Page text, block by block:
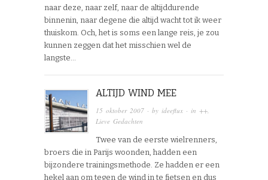
naar deze, naar zelf, naar de altijddurende
binnenin, naar degene die altijd wacht tot ik weer
thuiskom. Och, het is soms een lange reis, je zou
kunnen zeggen dat het misschien wel de
langste…
ALTIJD WIND MEE
15 oktober 2007 · by ideeflux · in++
Lieve Gedachten
Twee van de eerste wielrenners,
broers die in Parijs woonden, hadden een
bijzondere trainingsmethode. Ze hadden er een
hekel aan om tegen de wind in te fietsen en dus